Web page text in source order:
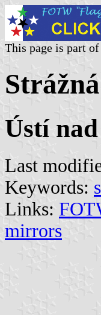
This page is part
Ústí
Last
Keywords:
Links:
mirrors